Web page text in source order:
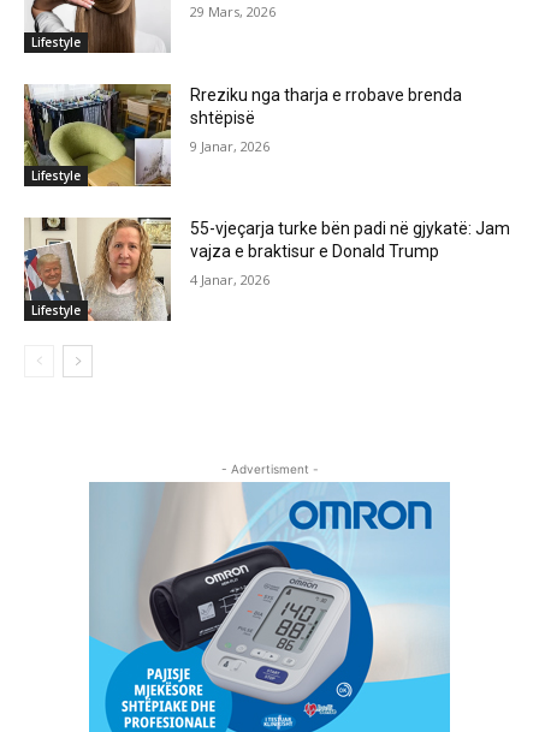
Lifestyle
29 Mars, 2026
Lifestyle
Rreziku nga tharja e rrobave brenda
shtëpisë
9 Janar, 2026
Lifestyle
55-vjeçarja turke bën padi në gjykatë: Jam
vajza e braktisur e Donald Trump
4 Janar, 2026
- Advertisment -